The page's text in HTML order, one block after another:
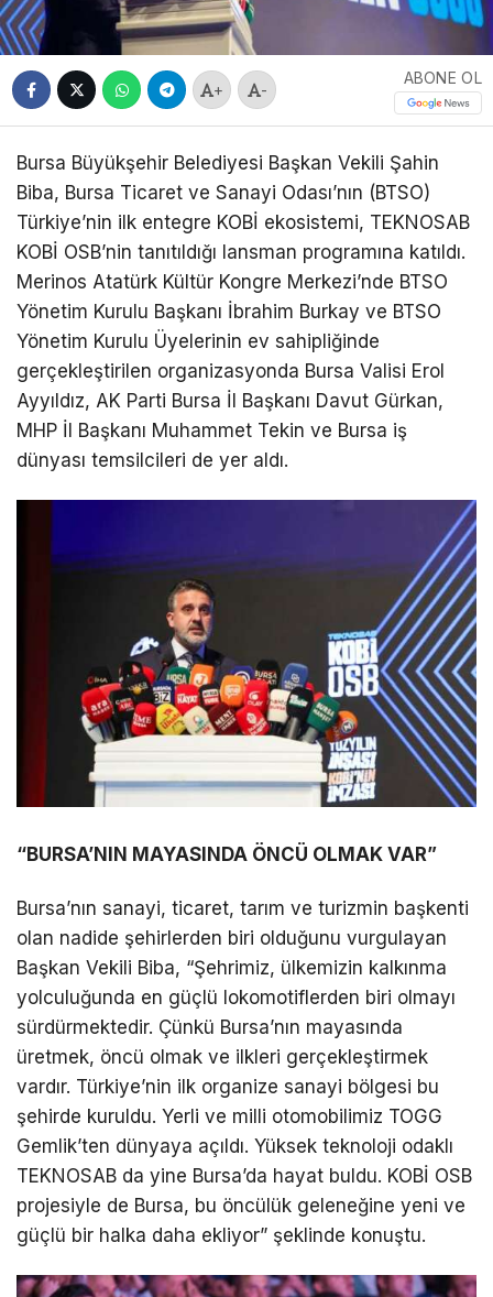
+ -
ABONE OL
Bursa Büyükşehir Belediyesi Başkan Vekili Şahin
Biba, Bursa Ticaret ve Sanayi Odası’nın (BTSO)
Türkiye’nin ilk entegre KOBİ ekosistemi, TEKNOSAB
KOBİ OSB’nin tanıtıldığı lansman programına katıldı.
Merinos Atatürk Kültür Kongre Merkezi’nde BTSO
Yönetim Kurulu Başkanı İbrahim Burkay ve BTSO
Yönetim Kurulu Üyelerinin ev sahipliğinde
gerçekleştirilen organizasyonda Bursa Valisi Erol
Ayyıldız, AK Parti Bursa İl Başkanı Davut Gürkan,
MHP İl Başkanı Muhammet Tekin ve Bursa iş
dünyası temsilcileri de yer aldı.
“BURSA’NIN MAYASINDA ÖNCÜ OLMAK VAR”
Bursa’nın sanayi, ticaret, tarım ve turizmin başkenti
olan nadide şehirlerden biri olduğunu vurgulayan
Başkan Vekili Biba, “Şehrimiz, ülkemizin kalkınma
yolculuğunda en güçlü lokomotiflerden biri olmayı
sürdürmektedir. Çünkü Bursa’nın mayasında
üretmek, öncü olmak ve ilkleri gerçekleştirmek
vardır. Türkiye’nin ilk organize sanayi bölgesi bu
şehirde kuruldu. Yerli ve milli otomobilimiz TOGG
Gemlik’ten dünyaya açıldı. Yüksek teknoloji odaklı
TEKNOSAB da yine Bursa’da hayat buldu. KOBİ OSB
projesiyle de Bursa, bu öncülük geleneğine yeni ve
güçlü bir halka daha ekliyor” şeklinde konuştu.